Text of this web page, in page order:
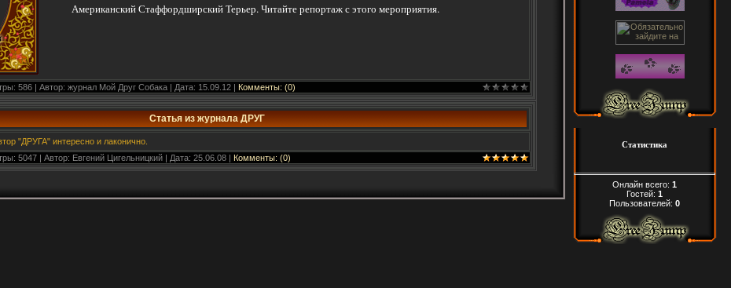
Американский Стаффордширский Терьер. Читайте репортаж с этого мероприятия.
586 | Автор: журнал Мой Друг Собака | Дата: 15.09.12| Комменты: (0)
Статья из журнала ДРУГ
"ДРУГА" интересно и лаконично.
5047 | Автор: Евгений Цигельницкий | Дата: 25.06.08| Комменты: (0)
Статистика
Онлайн всего: 1
Гостей: 1
Пользователей: 0